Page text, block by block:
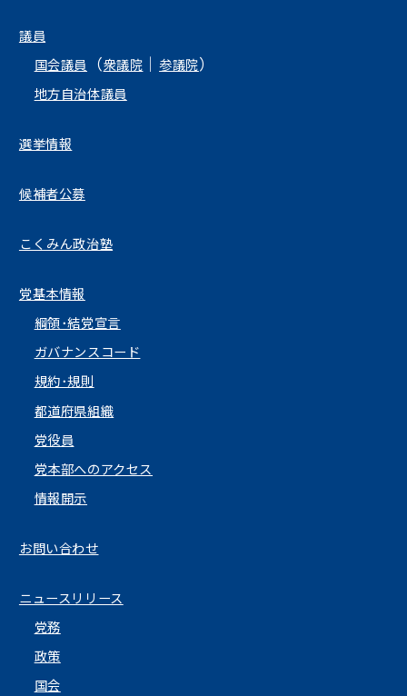
議員
国会議員
（衆議院 ｜参議院）
地方自治体議員
選挙情報
候補者公募
こくみん政治塾
党基本情報
綱領･結党宣言
ガバナンスコード
規約･規則
都道府県組織
党役員
党本部へのアクセス
情報開示
お問い合わせ
ニュースリリース
党務
政策
国会